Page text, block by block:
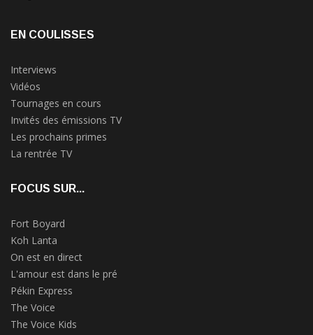
EN COULISSES
Interviews
Vidéos
Tournages en cours
Invités des émissions TV
Les prochains primes
La rentrée TV
FOCUS SUR...
Fort Boyard
Koh Lanta
On est en direct
L'amour est dans le pré
Pékin Express
The Voice
The Voice Kids